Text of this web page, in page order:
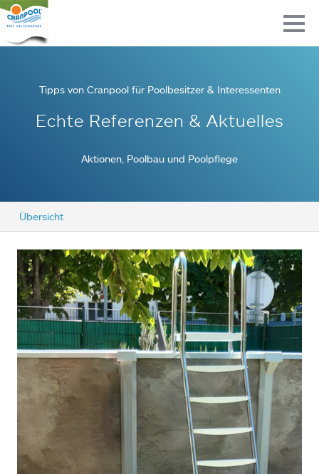
Tipps von Cranpool für Poolbesitzer & Interessenten
Echte Referenzen & Aktuelles
Aktionen, Poolbau und Poolpflege
Übersicht